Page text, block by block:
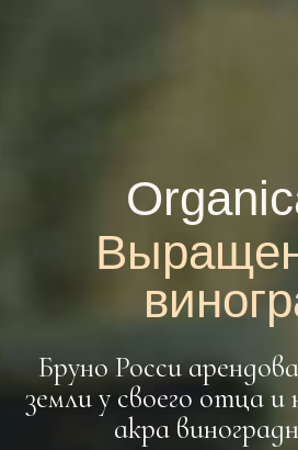
Organic
Бруно Росси
земли у своего отца и
акра